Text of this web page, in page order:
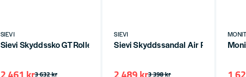
SIEVI
Sievi Skyddssko GT Roller+ S3
3 632 kr
SIEVI
Sievi Skyddssandal Air Roller XL
3 398 kr